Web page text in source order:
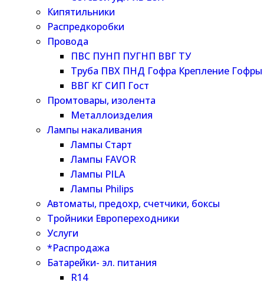
Кипятильники
Распредкоробки
Провода
ПВС ПУНП ПУГНП ВВГ ТУ
Труба ПВХ ПНД Гофра Крепление Гофры
ВВГ КГ СИП Гост
Промтовары, изолента
Металлоизделия
Лампы накаливания
Лампы Старт
Лампы FAVOR
Лампы PILA
Лампы Philips
Автоматы, предохр, счетчики, боксы
Тройники Европереходники
Услуги
*Распродажа
Батарейки- эл. питания
R14